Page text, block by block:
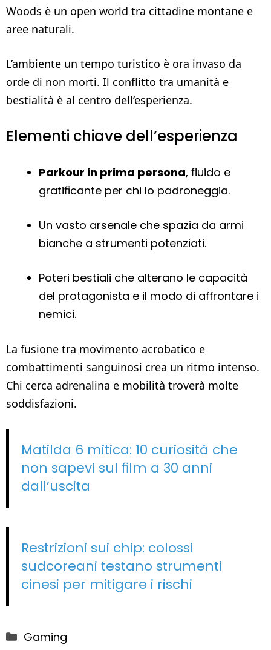
Woods è un open world tra cittadine montane e
aree naturali.
L’ambiente un tempo turistico è ora invaso da
orde di non morti. Il conflitto tra umanità e
bestialità è al centro dell’esperienza.
Elementi chiave dell’esperienza
Parkour in prima persona, fluido e
gratificante per chi lo padroneggia.
Un vasto arsenale che spazia da armi
bianche a strumenti potenziati.
Poteri bestiali che alterano le capacità
del protagonista e il modo di affrontare i
nemici.
La fusione tra movimento acrobatico e
combattimenti sanguinosi crea un ritmo intenso.
Chi cerca adrenalina e mobilità troverà molte
soddisfazioni.
Matilda 6 mitica: 10 curiosità che
non sapevi sul film a 30 anni
dall’uscita
Restrizioni sui chip: colossi
sudcoreani testano strumenti
cinesi per mitigare i rischi
Categorie
Gaming